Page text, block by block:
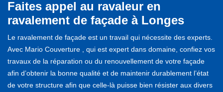
Faites appel au ravaleur en
ravalement de façade à Longes
Le ravalement de façade est un travail qui nécessite des experts.
Avec Mario Couverture , qui est expert dans domaine, confiez vos
travaux de la réparation ou du renouvellement de votre façade
afin d’obtenir la bonne qualité et de maintenir durablement l’état
de votre structure afin que celle-là puisse bien résister aux divers